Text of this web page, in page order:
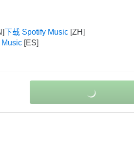
下载 Spotify Music
Music